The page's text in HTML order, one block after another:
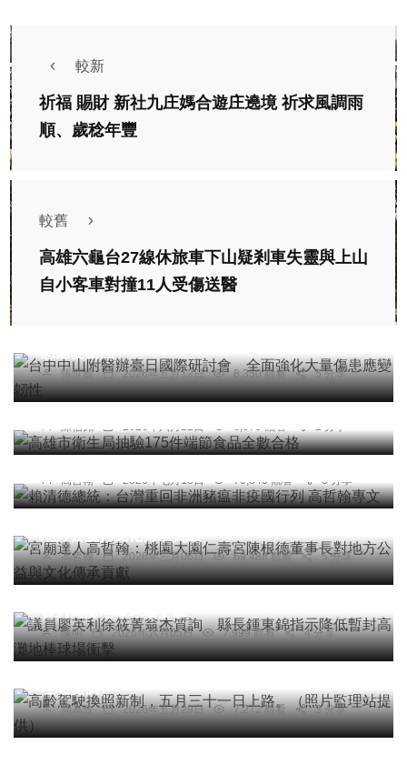
較新
祈福 賜財 新社九庄媽合遊庄遶境 祈求風調雨
順、歲稔年豐
較舊
高雄六龜台27線休旅車下山疑剎車失靈與上山
自小客車對撞11人受傷送醫
張世昌 2026年五月12日 8,350 觀看 5 分享
綜合新聞
高雄市衛生局抽驗175件端節食品全數合格
陳信銘 2026年六月12日 6,679 觀看 2 分享
專欄
賴清德總統：台灣重回非洲豬瘟非疫國行列 高哲翰
專文
高哲翰 2026年七月18日 70,843 觀看 3 分享
專欄
宮廟達人高哲翰：桃園大園仁壽宮陳根德董事長對
高哲翰 2026年三月06日 69,488 觀看 5 分享
社會 宗教 綜合新聞 健康
議員廖英利徐筱菁翁杰質詢 縣長鍾東錦指示降低
陳明 2026年六月05日 7,999 觀看 4 分享
社會 綜合新聞 健康 文教
高齡駕駛換照新制，五月三十一日上路。（照片監
周為政 2026年五月29日 7,272 觀看 3 分享